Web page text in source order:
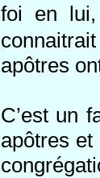
foi en lui,
apôtres
C’est un
apôtres